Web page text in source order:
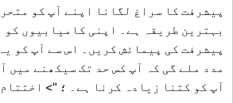
پیشرفت کا سراغ لگانا اپنے آپ کو
بہترین طریقہ ہے۔ اپنی کامیابیوں کو
پیشرفت کی پیمائش کریں۔ اس سے آپ کو
مدد ملے گی کہ آپ کس حد تک سیکھنے میں
آپ کو کتنا زیادہ کرنا ہے۔ ؛ ">